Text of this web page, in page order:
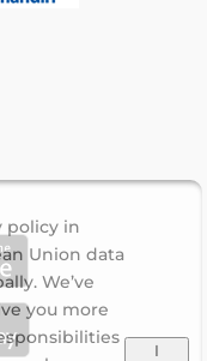
policy in
Union data
We’ve
you more
I